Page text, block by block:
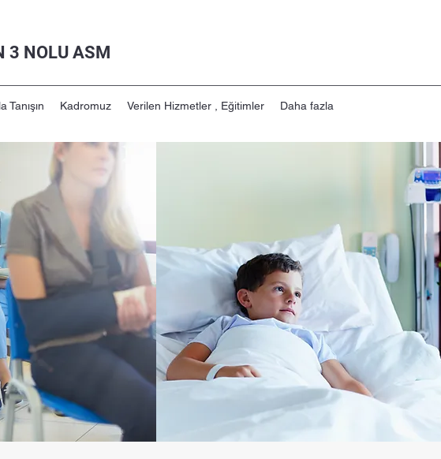
3 NOLU ASM
Tanışın Kadromuz Verilen Hizmetler , Eğitimler Daha fazla